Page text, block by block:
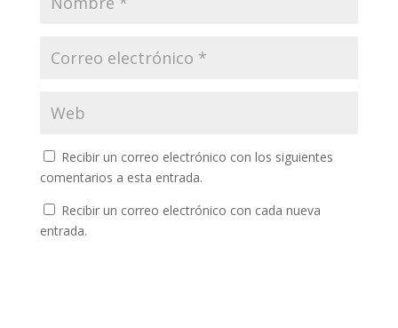
Recibir un correo electrónico con los siguientes
comentarios a esta entrada.
Recibir un correo electrónico con cada nueva
entrada.